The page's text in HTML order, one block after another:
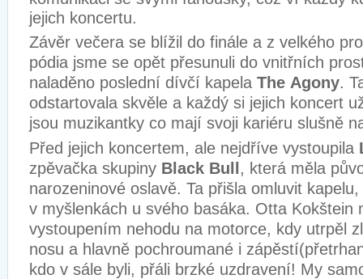
jejich koncertu.
Závěr večera se blížil do finále a z velkého
pódia jsme se opět přesunuli do vnitřních
naladěno poslední dívčí kapela The Agony.
odstartovala skvěle a každý si jejich koncert
jsou muzikantky co mají svoji kariéru slušně
Před jejich koncertem, ale nejdříve vystoupila
zpěvačka skupiny Black Bull , která měla
narozeninové oslavě. Ta přišla omluvit
v myšlenkách u svého basáka. Otta Kokštein
vystoupením nehodu na motorce, kdy utrpěl
nosu a hlavně pochroumané i
kdo v sále byli, přáli brzké uzdravení! My